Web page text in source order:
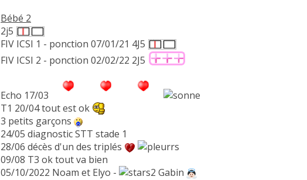
Bébé 2
2j5
FIV ICSI 1 - ponction 07/01/21 4J5
FIV ICSI 2 - ponction 02/02/22 2J5
Echo 17/03
T1 20/04 tout est ok
3 petits garçons
24/05 diagnostic STT stade 1
28/06 décès d'un des triplés
09/08 T3 ok tout va bien
05/10/2022 Noam et Elyo -
Gabin